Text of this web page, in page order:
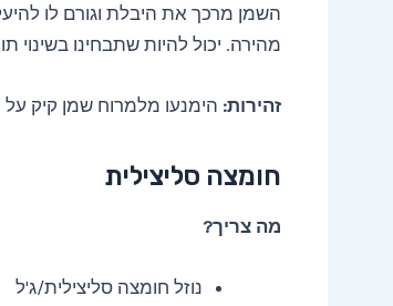
השמן מרכך את היבלת וגורם לו
מהירה. יכול להיות שתבחינו בשינוי תוך 3-4 ימים
זהירות: הימנעו מלמרוח שמן קיק על
חומצה סליצילית
מה צריך?
נוזל חומצה סליצילית/ג'ל